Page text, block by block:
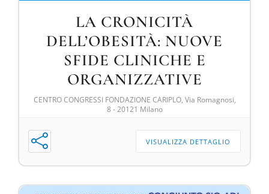
LA CRONICITÀ
DELL’OBESITÀ: NUOVE
SFIDE CLINICHE E
ORGANIZZATIVE
CENTRO CONGRESSI FONDAZIONE CARIPLO, Via Romagnosi,
8 - 20121 Milano
VISUALIZZA DETTAGLIO